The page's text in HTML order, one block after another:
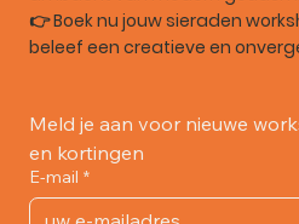
👉 Boek nu jouw sieraden
beleef een creatieve en
Meld je aan voor nieuwe
en kortingen
E-mail *